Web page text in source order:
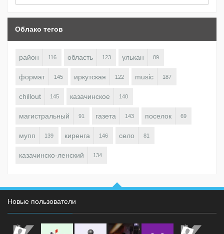
Облако тегов
район 116 область 123 улькан 89
формат 145 иркутская 122 music 187
chillout 145 казачинское 140
магистральный 91 газета 143 поселок 69
мупп 139 киренга 146 село 81
казачинско-ленский 134
Новые пользователи